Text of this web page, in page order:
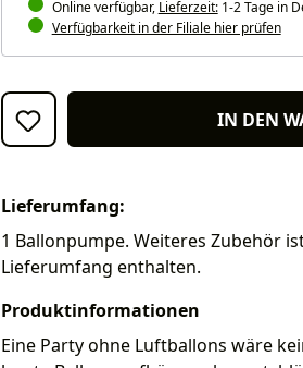
Online verfügbar, Lieferzeit:1-2 Tage in
Verfügbarkeit in der Filiale hier prüfen
IN DEN
Lieferumfang:
1 Ballonpumpe. Weiteres Zubehör
Lieferumfang enthalten.
Produktinformationen
Eine Party ohne Luftballons wäre